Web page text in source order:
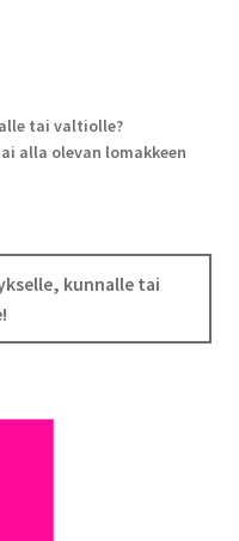
tai valtiolle?
alla olevan lomakkeen
kunnalle tai